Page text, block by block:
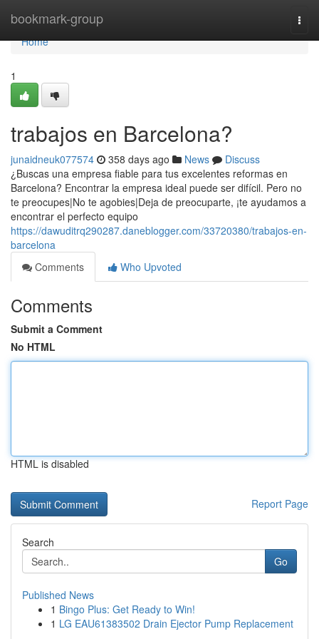
bookmark-group
Home
Home
1
trabajos en Barcelona?
junaidneuk077574 358 days ago News
Discuss
¿Buscas una empresa fiable para tus excelentes reformas en
Barcelona? Encontrar la empresa ideal puede ser difícil. Pero no
te preocupes|No te agobies|Deja de preocuparte, ¡te ayudamos a
encontrar el perfecto equipo
https://dawuditrq290287.daneblogger.com/33720380/trabajos-en-
barcelona
Comments
Who Upvoted
Comments
Submit a Comment
No HTML
HTML is disabled
Report Page
Search
Go
Published News
1 Bingo Plus: Get Ready to Win!
1 LG EAU61383502 Drain Ejector Pump Replacement